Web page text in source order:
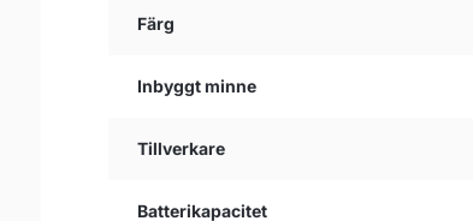
Färg
Inbyggt minne
Tillverkare
Batterikapacitet